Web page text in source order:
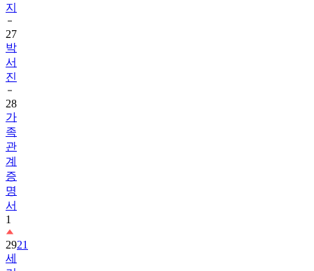
지
27
박
서
진
28
가
족
관
계
증
명
서
1
2921
세